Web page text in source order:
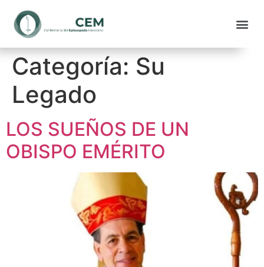
Categoría: Su
Legado
LOS SUEÑOS DE UN
OBISPO EMÉRITO